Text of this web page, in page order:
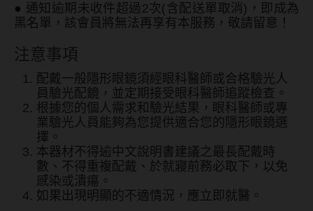
T-Garden FLANMY
T-Garden Loveil
T-Garden Chu's me
韓國隱眼品牌
CLB Color波斯霓彩
CalmeD'or曦迪
● 通知逾期未收件超過2次(含配送單取消)，即成為
黑名單，該會員將無法再享有本服務，敬請留意！
注意事項
配戴一般隱形眼鏡須經眼科醫師或合格驗光人
員驗光配鏡，並定期接受眼科醫師追蹤檢查。
根據您的個人需求和驗光結果，眼科醫師或專
業驗光人員能夠為您提供適合您的隱形眼鏡選
擇。
本器材不得逾中文說明書建議之最長配戴時
數、不得重複配戴、於就寢前務必取下，以免
感染或潰瘍。
如果出現明顯的不適情況，應立即就醫。